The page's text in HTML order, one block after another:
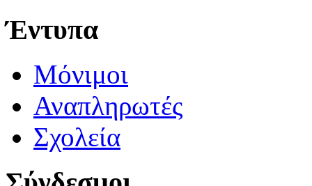
Έντυπα
Μόνιμοι
Αναπληρωτές
Σχολεία